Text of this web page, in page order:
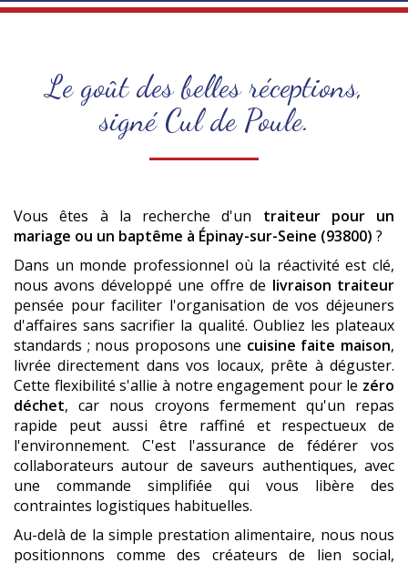
Le goût des belles réceptions,
signé Cul de Poule.
Vous êtes à la recherche d'un traiteur pour un
mariage ou un baptême à Épinay-sur-Seine (93800) ?
Dans un monde professionnel où la réactivité est clé,
nous avons développé une offre de livraison traiteur
pensée pour faciliter l'organisation de vos déjeuners
d'affaires sans sacrifier la qualité. Oubliez les plateaux
standards ; nous proposons une cuisine faite maison,
livrée directement dans vos locaux, prête à déguster.
Cette flexibilité s'allie à notre engagement pour le zéro
déchet, car nous croyons fermement qu'un repas
rapide peut aussi être raffiné et respectueux de
l'environnement. C'est l'assurance de fédérer vos
collaborateurs autour de saveurs authentiques, avec
une commande simplifiée qui vous libère des
contraintes logistiques habituelles.
Au-delà de la simple prestation alimentaire, nous nous
positionnons comme des créateurs de lien social,